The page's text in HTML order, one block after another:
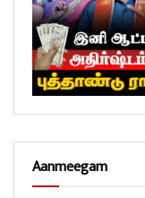
Aanmeegam